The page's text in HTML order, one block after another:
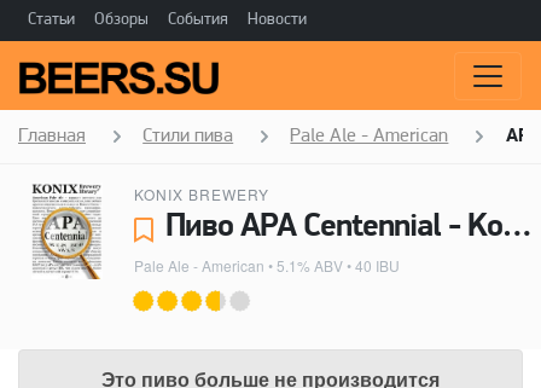
Статьи Обзоры События Новости
Главная Стили пива Pale Ale - American
KONIX BREWERY
Пиво APA Centennial - Konix Brewery
Pale Ale - American • 5.1% ABV • 40 IBU
Это пиво больше не производится